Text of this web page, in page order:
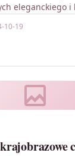
eleganckiego
10-19